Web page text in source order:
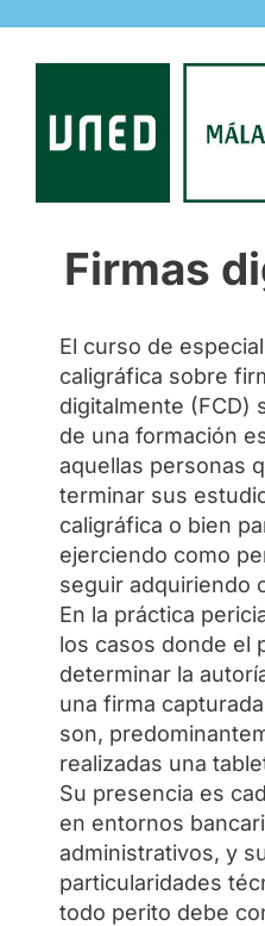
Firmas
El curso de
caligráfica sobre
digitalmente (FCD)
de una formación
aquellas personas
terminar sus
caligráfica o bien
ejerciendo como
seguir adquiriendo
En la práctica
los casos donde el
determinar la
una firma
son,
realizadas una
Su presencia es
en entornos
administrativos, y
particularidades
todo perito debe